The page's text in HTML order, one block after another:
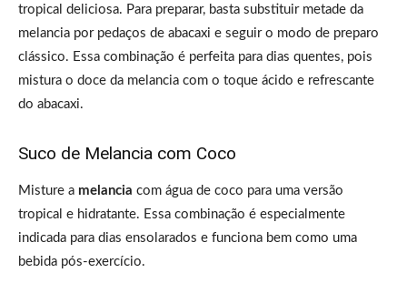
tropical deliciosa. Para preparar, basta substituir metade da
melancia por pedaços de abacaxi e seguir o modo de preparo
clássico. Essa combinação é perfeita para dias quentes, pois
mistura o doce da melancia com o toque ácido e refrescante
do abacaxi.
Suco de Melancia com Coco
Misture a melancia com água de coco para uma versão
tropical e hidratante. Essa combinação é especialmente
indicada para dias ensolarados e funciona bem como uma
bebida pós-exercício.